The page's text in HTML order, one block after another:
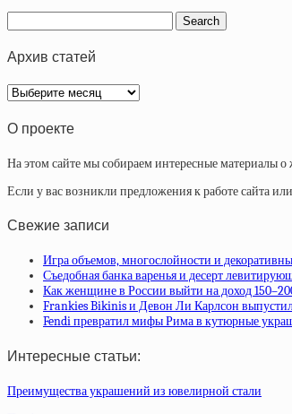
Архив статей
Архив
статей
О проекте
На этом сайте мы собираем интересные материалы
Если у вас возникли предложения к работе сайта
Свежие записи
Игра объемов, многослойности и
Съедобная банка варенья и десерт
Как женщине в России выйти на доход
Frankies Bikinis и Девон Ли Карлсон
Fendi превратил мифы Рима в кутюрные
Интересные статьи:
Преимущества украшений из ювелирной стали